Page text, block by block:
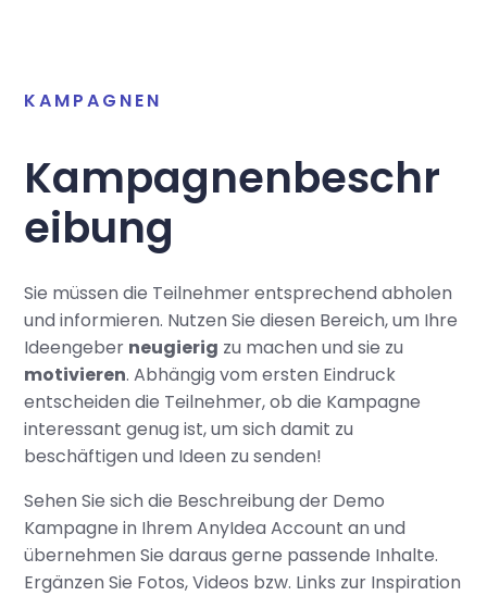
KAMPAGNEN
Kampagnenbeschr
eibung
Sie müssen die Teilnehmer entsprechend abholen
und informieren. Nutzen Sie diesen Bereich, um Ihre
Ideengeber neugierig zu machen und sie zu
motivieren. Abhängig vom ersten Eindruck
entscheiden die Teilnehmer, ob die Kampagne
interessant genug ist, um sich damit zu
beschäftigen und Ideen zu senden!
Sehen Sie sich die Beschreibung der Demo
Kampagne in Ihrem AnyIdea Account an und
übernehmen Sie daraus gerne passende Inhalte.
Ergänzen Sie Fotos, Videos bzw. Links zur Inspiration